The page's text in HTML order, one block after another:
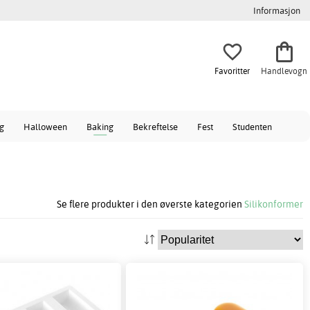
Informasjon
Favoritter Handlevogn
Halloween Baking Bekreftelse Fest Studenten
Se flere produkter i den øverste kategorien Silikonformer